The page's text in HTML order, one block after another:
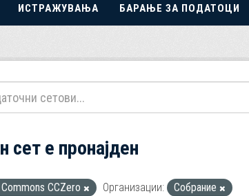
ИСТРАЖУВАЊА БАРАЊЕ ЗА ПОДАТОЦИ
сет е пронајден
CCZero Организации:
Собрание